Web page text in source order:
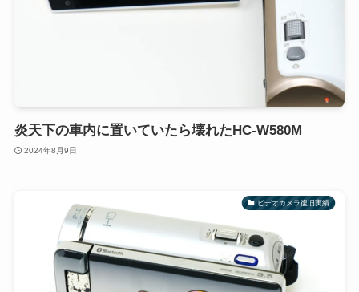
炎天下の車内に置いていたら壊れたHC-W580M
2024年8月9日
ビデオカメラ復旧実績